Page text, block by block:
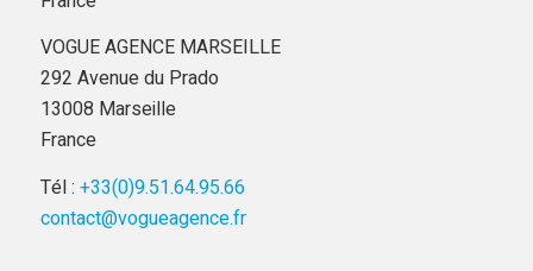
VOGUE AGENCE MARSEILLE
292 Avenue du Prado
13008 Marseille
France
Tél : +33(0)9.51.64.95.66
contact@vogueagence.fr